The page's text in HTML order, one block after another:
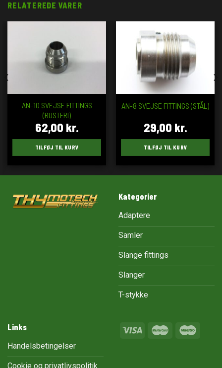
RELATEREDE VARER
AN-10 SVEJSE FITTINGS
(RUSTFRI)
62,00 kr.
TILFØJ TIL KURV
AN-8 SVEJSE FITTINGS (STÅL)
29,00 kr.
TILFØJ TIL KURV
Kategorier
Adaptere
Samler
Slange fittings
Slanger
T-stykke
Links
Handelsbetingelser
Cookie og privatlivspolitik